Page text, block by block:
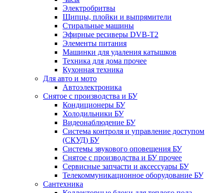
Электробритвы
Щипцы, плойки и выпрямители
Стиральные машины
Эфирные ресиверы DVB-T2
Элементы питания
Машинки для удаления катышков
Техника для дома прочее
Кухонная техника
Для авто и мото
Автоэлектроника
Снятое с производства и БУ
Кондиционеры БУ
Холодильники БУ
Видеонаблюдение БУ
Система контроля и управление доступом
(СКУД) БУ
Системы звукового оповещения БУ
Снятое с производства и БУ прочее
Сервисные запчасти и аксессуары БУ
Телекоммуникационное оборудование БУ
Сантехника